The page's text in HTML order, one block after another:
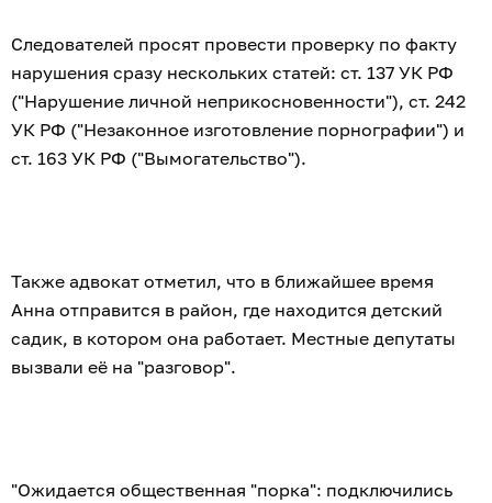
Следователей просят провести проверку по факту
нарушения сразу нескольких статей: ст. 137 УК РФ
("Нарушение личной неприкосновенности"), ст. 242
УК РФ ("Незаконное изготовление порнографии") и
ст. 163 УК РФ ("Вымогательство").
Также адвокат отметил, что в ближайшее время
Анна отправится в район, где находится детский
садик, в котором она работает. Местные депутаты
вызвали её на "разговор".
"Ожидается общественная "порка": подключились